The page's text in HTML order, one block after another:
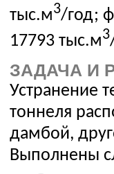
тыс.м3/год;
17793 тыс.м3
ЗАДАЧА И
Устранение
тоннеля
дамбой,
Выполнены